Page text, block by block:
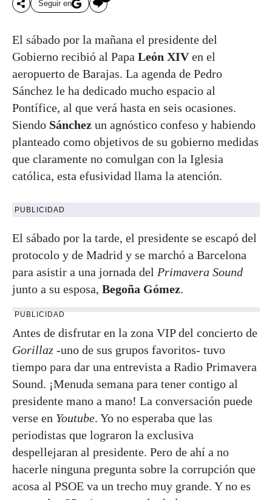
Seguir en
El sábado por la mañana el presidente del
Gobierno recibió al Papa León XIVen el
aeropuerto de Barajas. La agenda de Pedro
Sánchez le ha dedicado mucho espacio al
Pontífice, al que verá hasta en seis ocasiones.
Siendo Sánchez un agnóstico confeso y habiendo
planteado como objetivos de su gobierno medidas
que claramente no comulgan con la Iglesia
católica, esta efusividad llama la atención.
PUBLICIDAD
El sábado por la tarde, el presidente se escapó del
protocolo y de Madrid y se marchó a Barcelona
para asistir a una jornada del Primavera Sound
junto a su esposa, Begoña Gómez.
PUBLICIDAD
Antes de disfrutar en la zona VIP del concierto de
Gorillaz -uno de sus grupos favoritos- tuvo
tiempo para dar una entrevista a Radio Primavera
Sound. ¡Menuda semana para tener contigo al
presidente mano a mano! La conversación puede
verse en Youtube. Yo no esperaba que las
periodistas que lograron la exclusiva
despellejaran al presidente. Pero de ahí a no
hacerle ninguna pregunta sobre la corrupción que
acosa al PSOE va un trecho muy grande. Y no es